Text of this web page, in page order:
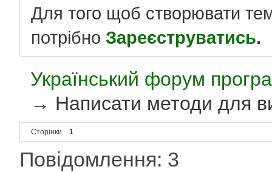
Для того щоб створювати
потрібно Зареєструватись.
Український форум
→ Написати методи для
Сторінки 1
Повідомлення: 3